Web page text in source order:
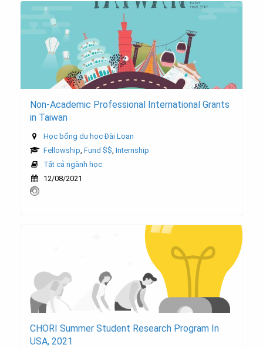
Non-Academic Professional International Grants
in Taiwan
Học bổng du học Đài Loan
Fellowship Fund $$ Internship
Tất cả ngành học
12/08/2021
CHORI Summer Student Research Program In
USA, 2021